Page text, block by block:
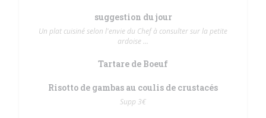
suggestion du jour
Un plat cuisiné selon l'envie du Chef à consulter sur la petite
ardoise ...
Tartare de Boeuf
Risotto de gambas au coulis de crustacés
Supp 3€